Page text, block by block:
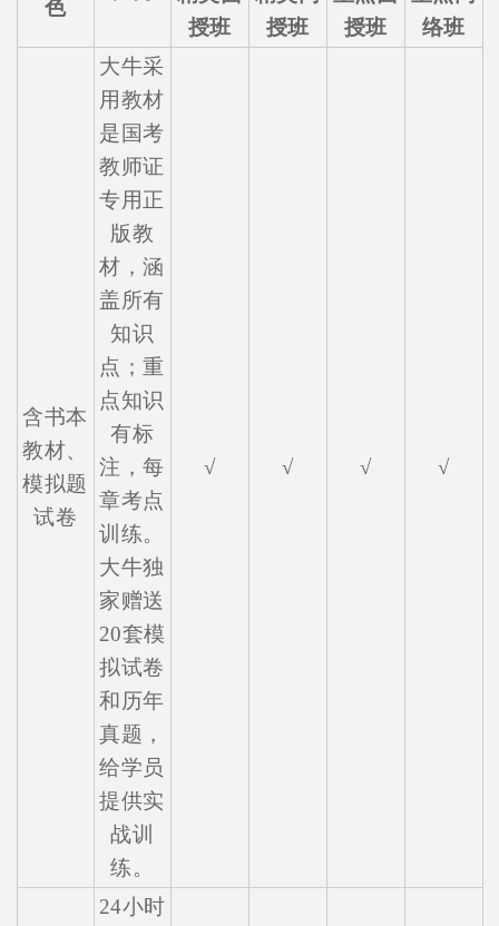
色
授班
授班
授班
络班
含书本
教材、
模拟题
试卷
大牛采
用教材
是国考
教师证
专用正
版教
材，涵
盖所有
知识
点；重
点知识
有标
注，每
章考点
训练。
大牛独
家赠送
20套模
拟试卷
和历年
真题，
给学员
提供实
战训
练。
√ √ √ √
24小时